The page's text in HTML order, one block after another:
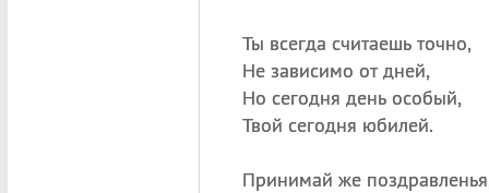
Ты всегда считаешь точно,
Не зависимо от дней,
Но сегодня день особый,
Твой сегодня юбилей.
Принимай же